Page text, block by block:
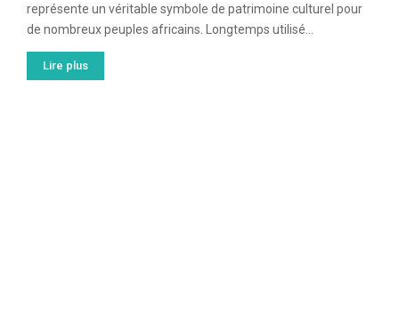
représente un véritable symbole de patrimoine culturel pour
de nombreux peuples africains. Longtemps utilisé...
Lire plus